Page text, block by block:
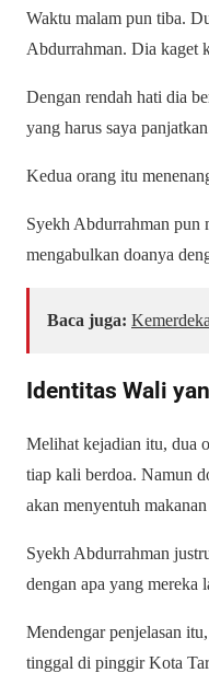
Waktu malam pun tiba.
Abdurrahman. Dia kaget
Dengan rendah hati dia
yang harus saya
Kedua orang itu
Syekh Abdurrahman pun
mengabulkan doanya
Baca juga:
Identitas Wali
Melihat kejadian itu, dua
tiap kali berdoa. Namun
akan menyentuh
Syekh Abdurrahman
dengan apa yang mereka
Mendengar penjelasan
tinggal di pinggir Kota